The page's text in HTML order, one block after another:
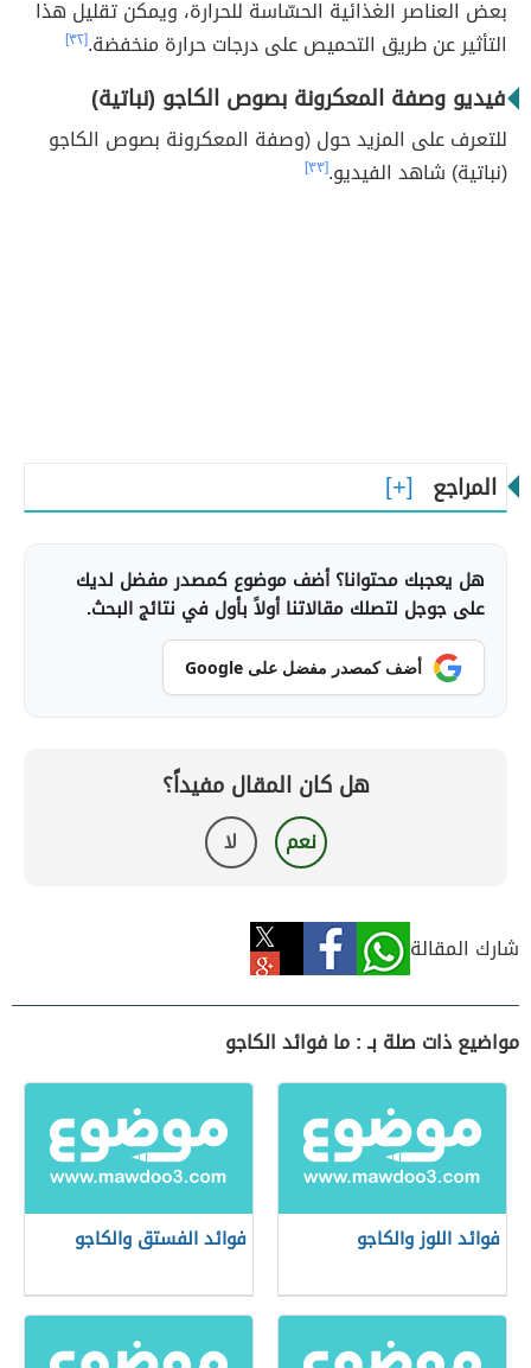
بعض العناصر الغذائية الحسّاسة للحرارة، ويمكن تقليل هذا
التأثير عن طريق التحميص على درجات حرارة منخفضة.[٣٢]
فيديو وصفة المعكرونة بصوص الكاجو (نباتية)
للتعرف على المزيد حول (وصفة المعكرونة بصوص الكاجو
(نباتية) شاهد الفيديو.[٣٣]
المراجع
هل يعجبك محتوانا؟ أضف موضوع كمصدر مفضل لديك
على جوجل لتصلك مقالاتنا أولاً بأول في نتائج البحث.
أضف كمصدر مفضل على Google
هل كان المقال مفيداً؟
نعم لا
شارك المقالة
مواضيع ذات صلة بـ : ما فوائد الكاجو
فوائد اللوز والكاجو فوائد الفستق والكاجو